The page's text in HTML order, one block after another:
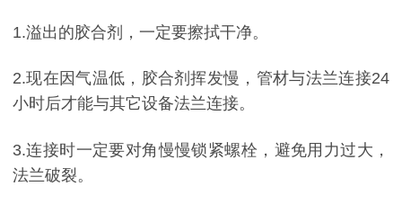
1.溢出的胶合剂，一定要擦拭干净。
2.现在因气温低，胶合剂挥发慢，管材与法兰连接24
小时后才能与其它设备法兰连接。
3.连接时一定要对角慢慢锁紧螺栓，避免用力过大，
法兰破裂。